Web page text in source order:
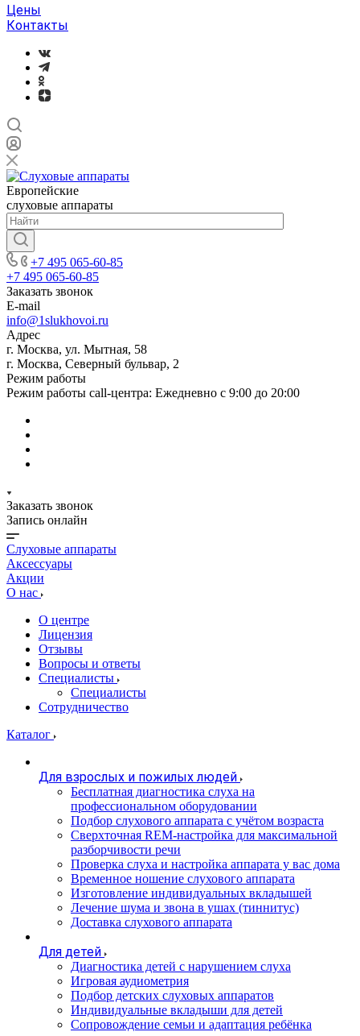
Цены
Контакты
Европейские
слуховые аппараты
+7 495 065-60-85
+7 495 065-60-85
Заказать звонок
E-mail
info@1slukhovoi.ru
Адрес
г. Москва, ул. Мытная, 58
г. Москва, Северный бульвар, 2
Режим работы
Режим работы call-центра: Ежедневно с 9:00 до 20:00
Заказать звонок
Запись онлайн
Слуховые аппараты
Аксессуары
Акции
О нас
О центре
Лицензия
Отзывы
Вопросы и ответы
Специалисты
Специалисты
Сотрудничество
Каталог
Для взрослых и пожилых людей
Бесплатная диагностика слуха на
профессиональном оборудовании
Подбор слухового аппарата с учётом возраста
Сверхточная REM-настройка для максимальной
разборчивости речи
Проверка слуха и настройка аппарата у вас дома
Временное ношение слухового аппарата
Изготовление индивидуальных вкладышей
Лечение шума и звона в ушах (тиннитус)
Доставка слухового аппарата
Для детей
Диагностика детей с нарушением слуха
Игровая аудиометрия
Подбор детских слуховых аппаратов
Индивидуальные вкладыши для детей
Сопровождение семьи и адаптация ребёнка